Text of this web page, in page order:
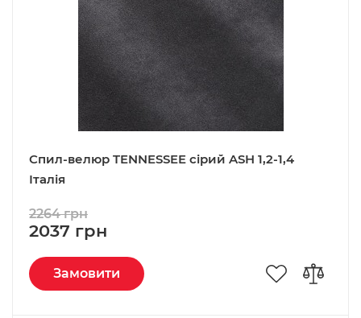
Спил-велюр TENNESSEE сірий ASH 1,2-1,4
Італія
2037 грн
2264 грн
Замовити